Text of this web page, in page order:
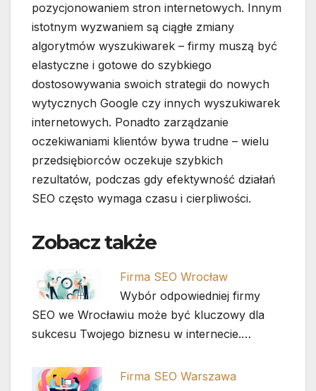
pozycjonowaniem stron internetowych. Innym
istotnym wyzwaniem są ciągłe zmiany
algorytmów wyszukiwarek – firmy muszą być
elastyczne i gotowe do szybkiego
dostosowywania swoich strategii do nowych
wytycznych Google czy innych wyszukiwarek
internetowych. Ponadto zarządzanie
oczekiwaniami klientów bywa trudne – wielu
przedsiębiorców oczekuje szybkich
rezultatów, podczas gdy efektywność działań
SEO często wymaga czasu i cierpliwości.
Zobacz także
Firma SEO Wrocław
Wybór odpowiedniej firmy
SEO we Wrocławiu może być kluczowy dla
sukcesu Twojego biznesu w internecie.…
Firma SEO Warszawa